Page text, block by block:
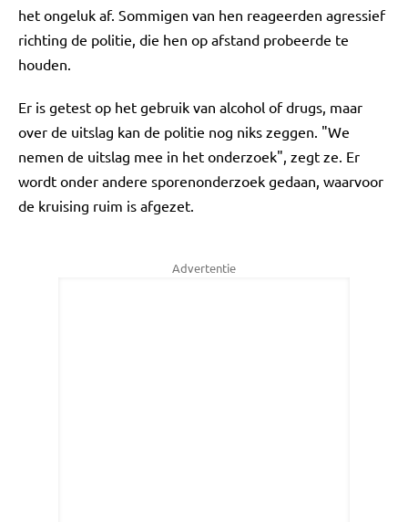
het ongeluk af. Sommigen van hen reageerden agressief
richting de politie, die hen op afstand probeerde te
houden.
Er is getest op het gebruik van alcohol of drugs, maar
over de uitslag kan de politie nog niks zeggen. "We
nemen de uitslag mee in het onderzoek", zegt ze. Er
wordt onder andere sporenonderzoek gedaan, waarvoor
de kruising ruim is afgezet.
Advertentie